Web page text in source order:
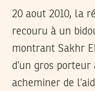
20 aout 2010, la
recouru à un
montrant Sakhr
d’un gros
acheminer de